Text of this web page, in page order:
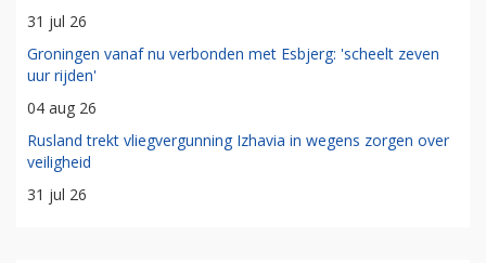
31 jul 26
Groningen vanaf nu verbonden met Esbjerg: 'scheelt zeven
uur rijden'
04 aug 26
Rusland trekt vliegvergunning Izhavia in wegens zorgen over
veiligheid
31 jul 26